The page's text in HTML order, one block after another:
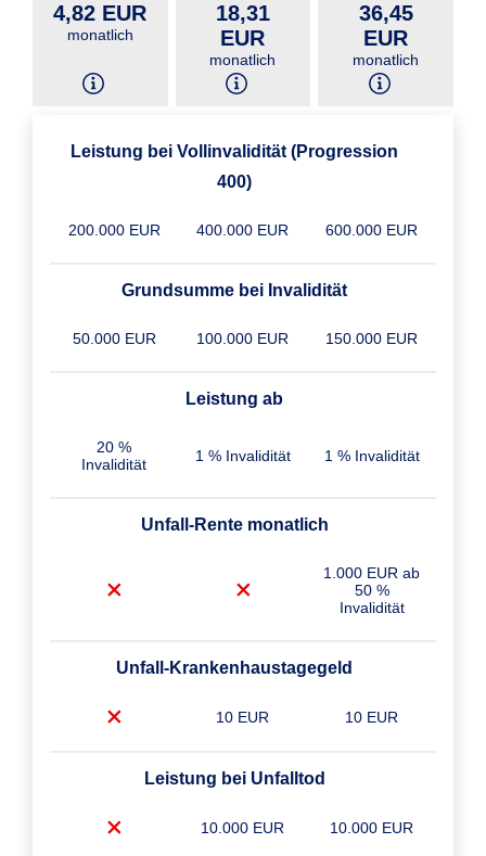
4,82 EUR
monatlich
18,31
EUR
monatlich
36,45
EUR
monatlich
Leistung bei Vollinvalidität (Progression
400)
200.000 EUR 400.000 EUR 600.000 EUR
Grundsumme bei Invalidität
50.000 EUR 100.000 EUR 150.000 EUR
Leistung ab
20 %
Invalidität
1 % Invalidität 1 % Invalidität
Unfall-Rente monatlich
1.000 EUR ab
50 %
Invalidität
Unfall-Krankenhaustagegeld
10 EUR 10 EUR
Leistung bei Unfalltod
10.000 EUR 10.000 EUR